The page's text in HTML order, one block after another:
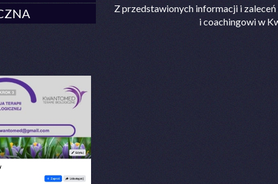
Z przedstawionych informacji i
i coachingowi w